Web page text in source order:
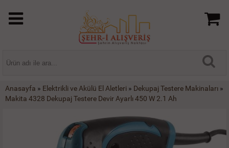
Anasayfa » Elektrikli ve Akülü El Aletleri » Dekupaj Testere Makinaları »
Makita 4328 Dekupaj Testere Devir Ayarlı 450 W 2.1 Ah